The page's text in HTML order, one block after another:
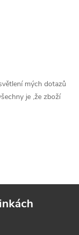
mých dotazů
je ,že zboží